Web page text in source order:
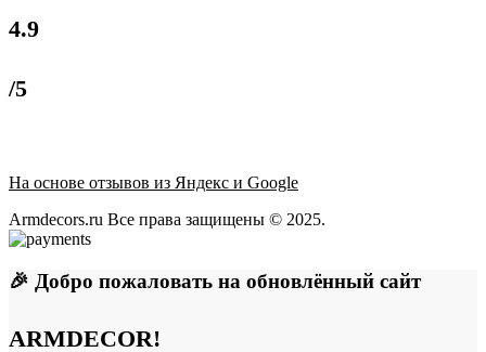
4.9
/5
На основе отзывов из Яндекс и Google
Armdecors.ru Все права защищены © 2025. ​
🎉 Добро пожаловать на обновлённый сайт
ARMDECOR!